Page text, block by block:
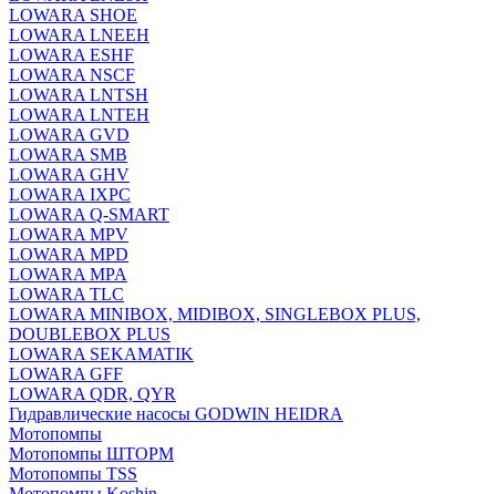
LOWARA SHOE
LOWARA LNEEH
LOWARA ESHF
LOWARA NSCF
LOWARA LNTSH
LOWARA LNTEH
LOWARA GVD
LOWARA SMB
LOWARA GHV
LOWARA IXPС
LOWARA Q-SMART
LOWARA MPV
LOWARA MPD
LOWARA MPA
LOWARA TLC
LOWARA MINIBOX, MIDIBOX, SINGLEBOX PLUS,
DOUBLEBOX PLUS
LOWARA SEKAMATIK
LOWARA GFF
LOWARA QDR, QYR
Гидравлические насосы GODWIN HEIDRA
Мотопомпы
Мотопомпы ШТОРМ
Мотопомпы TSS